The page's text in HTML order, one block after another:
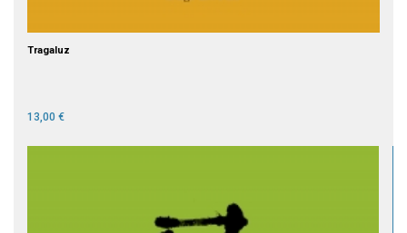
Tragaluz
13,00 €